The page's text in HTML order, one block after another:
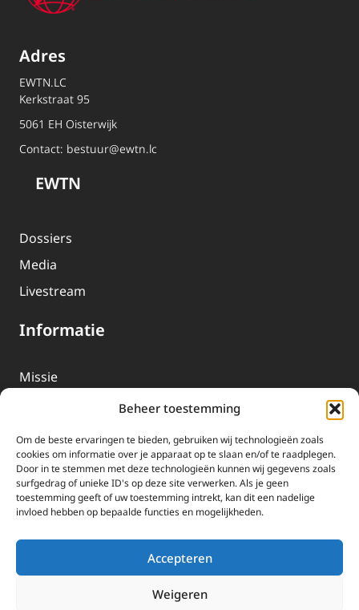
Beheer toestemming
Om de beste ervaringen te bieden, gebruiken wij technologieën zoals
cookies om informatie over je apparaat op te slaan en/of te raadplegen.
Door in te stemmen met deze technologieën kunnen wij gegevens zoals
surfgedrag of unieke ID's op deze site verwerken. Als je geen
toestemming geeft of uw toestemming intrekt, kan dit een nadelige
invloed hebben op bepaalde functies en mogelijkheden.
Accepteren
Weigeren
Adres
EWTN.LC
Kerkstraat 95
5061 EH Oisterwijk
Contact: bestuur@ewtn.lc
EWTN
Dossiers
Media
Livestream
Informatie
Missie
EWTN-Team
Organisatiegegevens
Doneren
EWTN wordt uitsluitend gefinancierd door uw donaties.
Wij ontvangen bewust geen advertentie-inkomsten of